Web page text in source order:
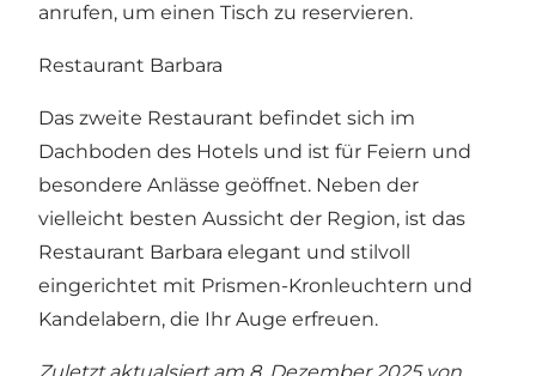
anrufen, um einen Tisch zu reservieren.
Restaurant Barbara
Das zweite Restaurant befindet sich im
Dachboden des Hotels und ist für Feiern und
besondere Anlässe geöffnet. Neben der
vielleicht besten Aussicht der Region, ist das
Restaurant Barbara elegant und stilvoll
eingerichtet mit Prismen-Kronleuchtern und
Kandelabern, die Ihr Auge erfreuen.